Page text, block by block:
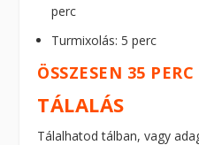
perc
Turmixolás: 5 perc
ÖSSZESEN 35 PERC
TÁLALÁS
Tálalhatod tálban, vagy